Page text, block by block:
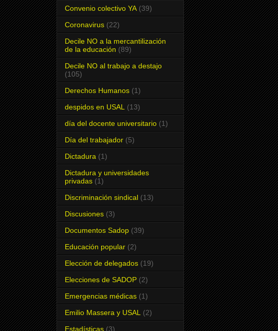
Convenio colectivo YA (39)
Coronavirus (22)
Decile NO a la mercantilización
de la educación (89)
Decile NO al trabajo a destajo
(105)
Derechos Humanos (1)
despidos en USAL
(13)
día del docente universitario (1)
Día del trabajador (5)
Dictadura (1)
Dictadura y universidades
privadas (1)
Discriminación sindical (13)
Discusiones (3)
Documentos Sadop (39)
Educación popular (2)
Elección de delegados (19)
Elecciones de SADOP (2)
Emergencias médicas (1)
Emilio Massera y USAL
(2)
Estadísticas (3)